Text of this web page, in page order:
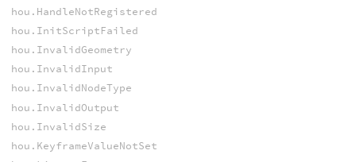
hou.HandleNotRegistered
hou.InitScriptFailed
hou.InvalidGeometry
hou.InvalidInput
hou.InvalidNodeType
hou.InvalidOutput
hou.InvalidSize
hou.KeyframeValueNotSet